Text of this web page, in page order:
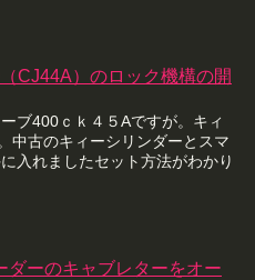
CJ44A）のロック機構の開
ブ400ｃｋ４５Aですが。キィ
中古のキィーシリンダーとスマ
入れましたセット方法がわかり
ダーのキャブレターをオー